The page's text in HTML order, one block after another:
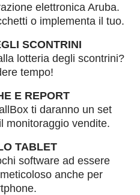
elettronica Aruba.
o implementa il tuo.
SCONTRINI
lotteria degli scontrini?
tempo!
E REPORT
ti daranno un set
monitoraggio vendite.
TABLET
software ad essere
anche per